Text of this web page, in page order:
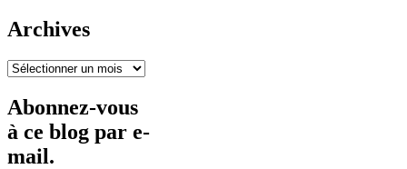
Archives
Archives
Abonnez-vous
à ce blog par e-
mail.